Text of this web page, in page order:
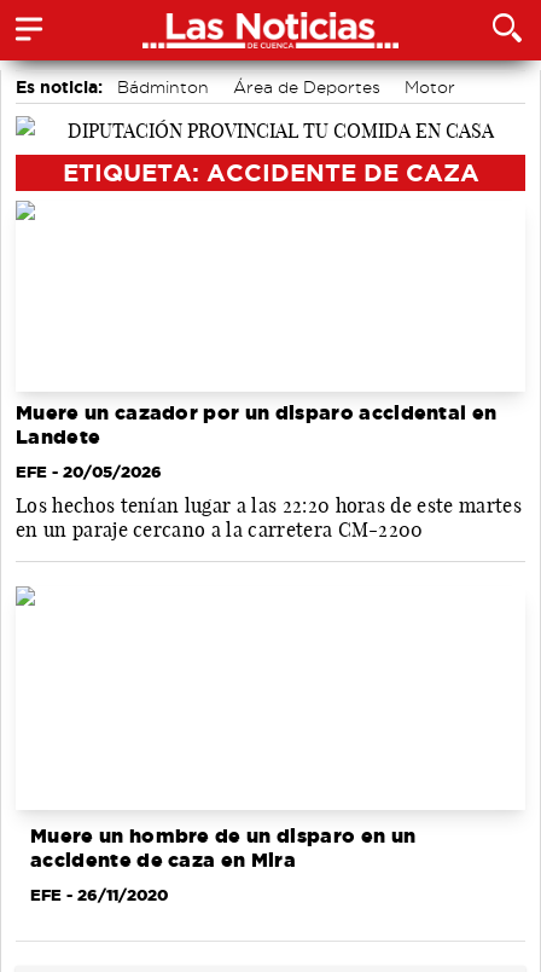
Es noticia: Bádminton Área de Deportes
Motor
accidentes laborales
ETIQUETA: ACCIDENTE DE CAZA
Muere un cazador por un disparo accidental en
Landete
EFE - 20/05/2026
Los hechos tenían lugar a las 22:20 horas de este martes
en un paraje cercano a la carretera CM-2200
Muere un hombre de un disparo en un
accidente de caza en Mira
EFE - 26/11/2020